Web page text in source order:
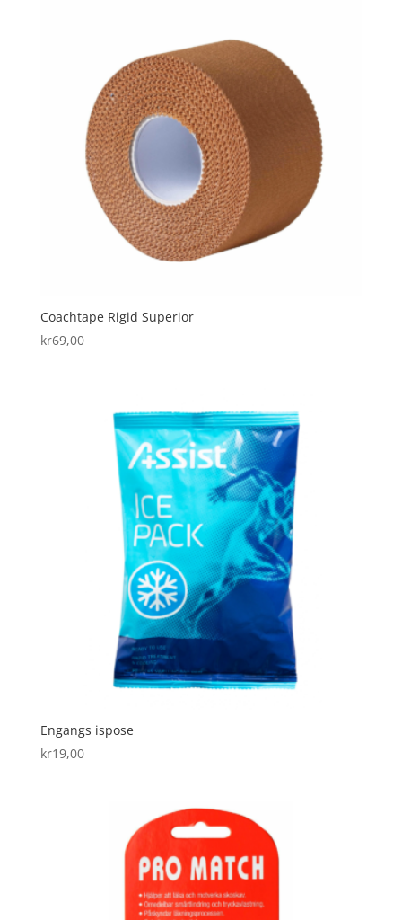
Coachtape Rigid Superior
kr69,00
Engangs ispose
kr19,00